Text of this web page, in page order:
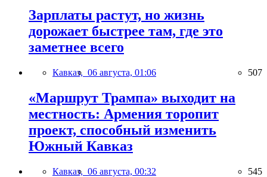
Зарплаты растут, но жизнь
дорожает быстрее там, где это
заметнее всего
Кавказ, 06 августа, 01:06 507
«Маршрут Трампа» выходит на
местность: Армения торопит
проект, способный изменить
Южный Кавказ
Кавказ, 06 августа, 00:32 545